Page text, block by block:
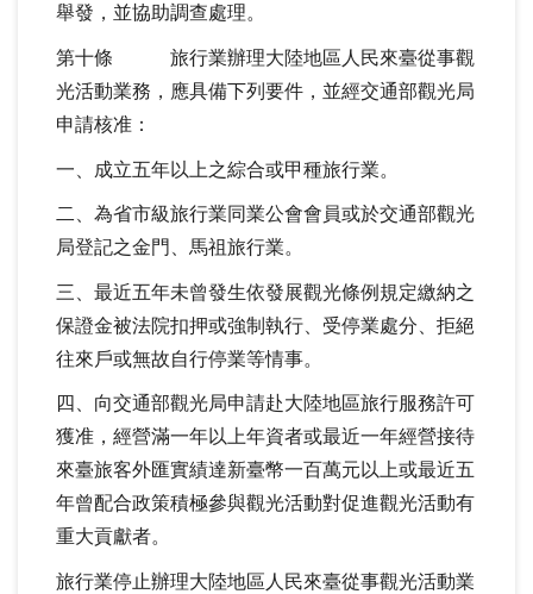
舉發，並協助調查處理。
第十條 旅行業辦理大陸地區人民來臺從事觀
光活動業務，應具備下列要件，並經交通部觀光局
申請核准：
一、成立五年以上之綜合或甲種旅行業。
二、為省市級旅行業同業公會會員或於交通部觀光
局登記之金門、馬祖旅行業。
三、最近五年未曾發生依發展觀光條例規定繳納之
保證金被法院扣押或強制執行、受停業處分、拒絕
往來戶或無故自行停業等情事。
四、向交通部觀光局申請赴大陸地區旅行服務許可
獲准，經營滿一年以上年資者或最近一年經營接待
來臺旅客外匯實績達新臺幣一百萬元以上或最近五
年曾配合政策積極參與觀光活動對促進觀光活動有
重大貢獻者。
旅行業停止辦理大陸地區人民來臺從事觀光活動業